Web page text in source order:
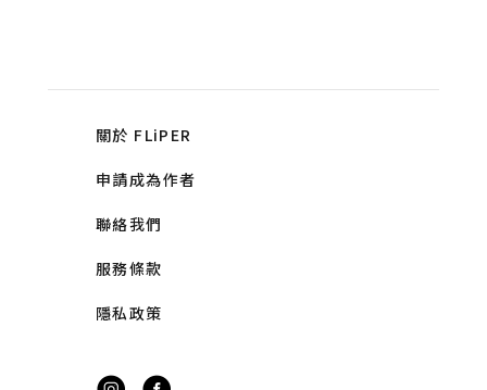
關於 FLiPER
申請成為作者
聯絡我們
服務條款
隱私政策